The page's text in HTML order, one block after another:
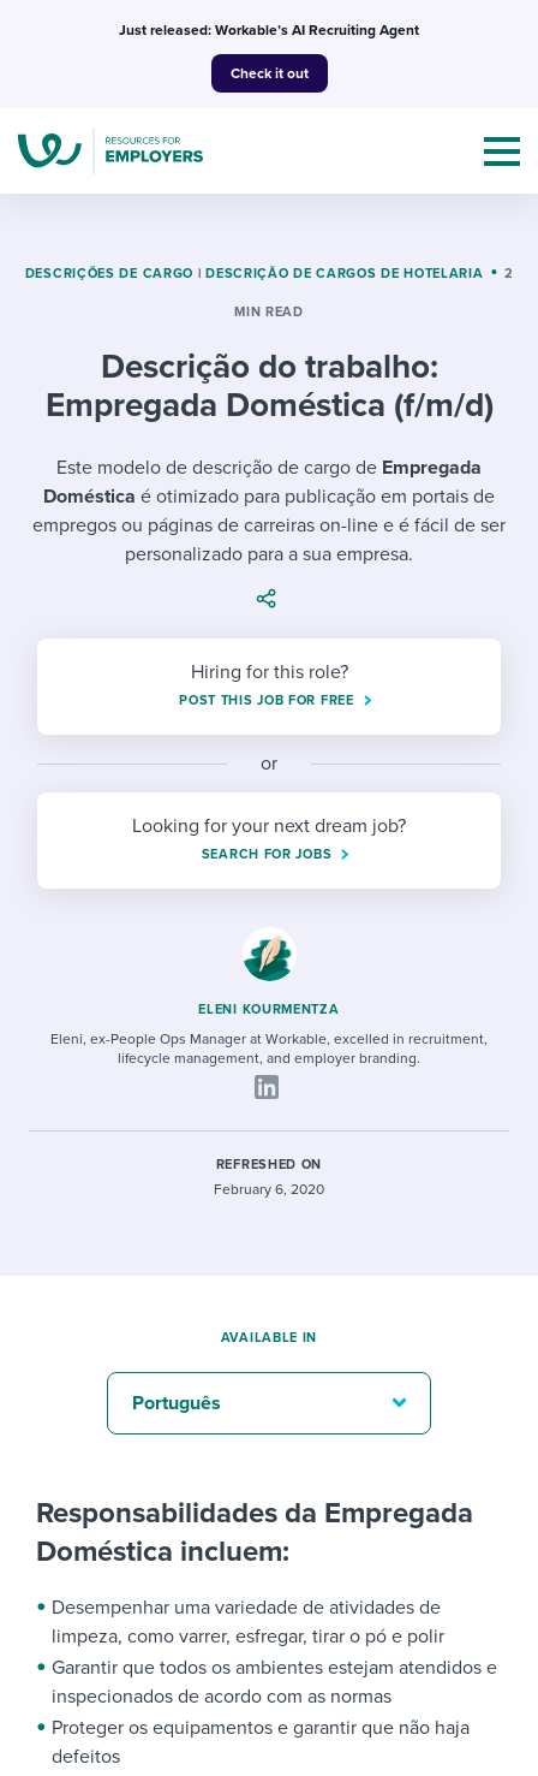
Just released: Workable’s AI Recruiting Agent
Check it out
Mobilizing AI in my work
Evaluating candidates
Working together with others
Developing & retaining people
Ensuring compliance
Finding and attracting people
Candidate/employee experiences
Templates & Guides
I WANT...
Job description templates
Interview question templates
Onboarding checklists
Step-by-step tutorials
HR terms
I WANT TO LEARN ABOUT...
Applying for a job
Pay & benefits
Career development
Overall career resources
Attend webinars & events
Workable customer stories
Explore Workable
DESCRIÇÕES DE CARGO | DESCRIÇÃO DE CARGOS DE HOTELARIA 2
MIN READ
Descrição do trabalho:
Empregada Doméstica (f/m/d)
Este modelo de descrição de cargo de Empregada
Doméstica é otimizado para publicação em portais de
empregos ou páginas de carreiras on-line e é fácil de ser
personalizado para a sua empresa.
Hiring for this role?
POST THIS JOB FOR FREE
or
Looking for your next dream job?
SEARCH FOR JOBS
ELENI KOURMENTZA
Eleni, ex-People Ops Manager at Workable, excelled in recruitment,
lifecycle management, and employer branding.
REFRESHED ON
February 6, 2020
Responsabilidades da Empregada
Doméstica incluem:
Desempenhar uma variedade de atividades de
limpeza, como varrer, esfregar, tirar o pó e polir
Garantir que todos os ambientes estejam atendidos e
inspecionados de acordo com as normas
Proteger os equipamentos e garantir que não haja
defeitos
AVAILABLE IN
Português